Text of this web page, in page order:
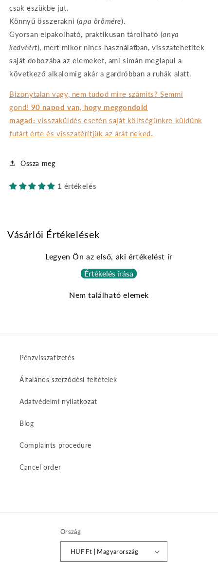
csak eszükbe jut.
Könnyű összerakni (apa örömére).
Gyorsan elpakolható, praktikusan tárolható (anya
kedvéért), mert mikor nincs használatban, visszatehetitek
saját dobozába az elemeket, ami simán meglapul a
következő alkalomig akár a gardróbban a ruhák alatt.
Bizonytalan vagy, nem tudod mire számíts? Semmi
gond! 90 napod van, hogy meggondold
magad: visszaküldés esetén saját költségünkre küldünk
futárt érte és visszatérítjük az árát neked.
Ossza meg
1 értékelés
Vásárlói Értékelések
Legyen Ön az első, aki értékelést ír
Értékelés írása
Nem található elemek
Pénzvisszafizetés
Általános szerződési feltételek
Adatvédelmi nyilatkozat
Blog
Complaints procedure
Cancel order
Ország
HUF Ft | Magyarország